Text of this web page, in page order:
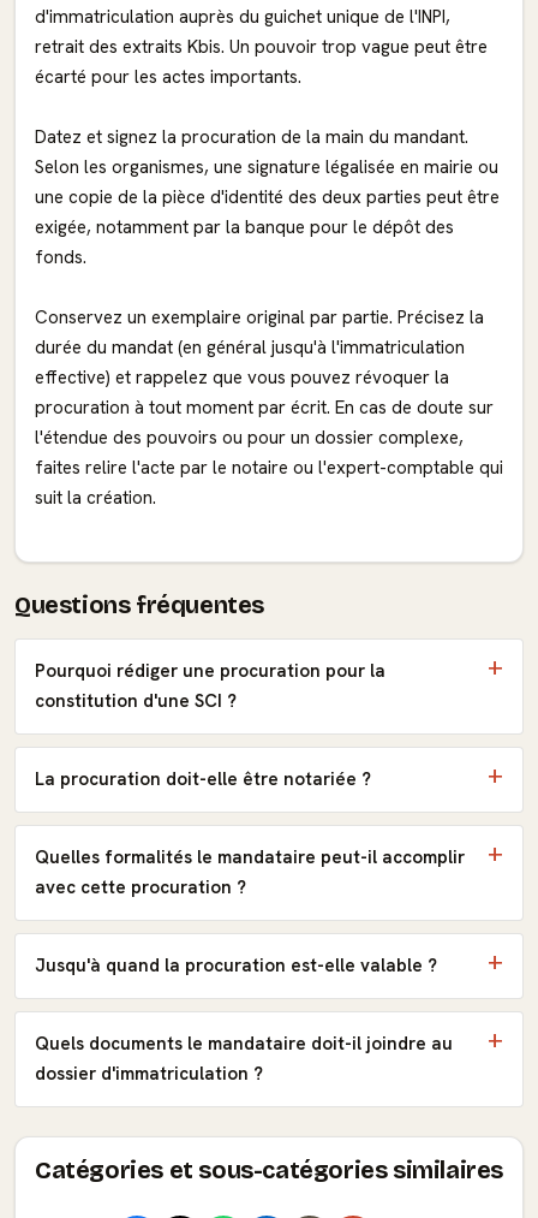
d'immatriculation auprès du guichet unique de l'INPI,
retrait des extraits Kbis. Un pouvoir trop vague peut être
écarté pour les actes importants.
Datez et signez la procuration de la main du mandant.
Selon les organismes, une signature légalisée en mairie ou
une copie de la pièce d'identité des deux parties peut être
exigée, notamment par la banque pour le dépôt des
fonds.
Conservez un exemplaire original par partie. Précisez la
durée du mandat (en général jusqu'à l'immatriculation
effective) et rappelez que vous pouvez révoquer la
procuration à tout moment par écrit. En cas de doute sur
l'étendue des pouvoirs ou pour un dossier complexe,
faites relire l'acte par le notaire ou l'expert-comptable qui
suit la création.
Questions fréquentes
Pourquoi rédiger une procuration pour la
constitution d'une SCI ?
La procuration doit-elle être notariée ?
Quelles formalités le mandataire peut-il accomplir
avec cette procuration ?
Jusqu'à quand la procuration est-elle valable ?
Quels documents le mandataire doit-il joindre au
dossier d'immatriculation ?
Catégories et sous-catégories similaires